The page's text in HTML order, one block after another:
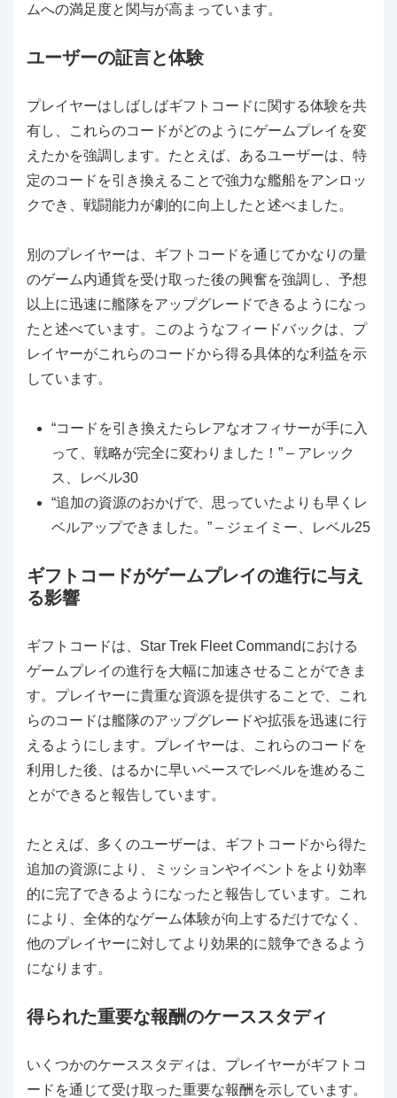
ムへの満足度と関与が高まっています。
ユーザーの証言と体験
プレイヤーはしばしばギフトコードに関する体験を共
有し、これらのコードがどのようにゲームプレイを変
えたかを強調します。たとえば、あるユーザーは、特
定のコードを引き換えることで強力な艦船をアンロッ
クでき、戦闘能力が劇的に向上したと述べました。
別のプレイヤーは、ギフトコードを通じてかなりの量
のゲーム内通貨を受け取った後の興奮を強調し、予想
以上に迅速に艦隊をアップグレードできるようになっ
たと述べています。このようなフィードバックは、プ
レイヤーがこれらのコードから得る具体的な利益を示
しています。
“コードを引き換えたらレアなオフィサーが手に入
って、戦略が完全に変わりました！” – アレック
ス、レベル30
“追加の資源のおかげで、思っていたよりも早くレ
ベルアップできました。” – ジェイミー、レベル25
ギフトコードがゲームプレイの進行に与え
る影響
ギフトコードは、Star Trek Fleet Commandにおける
ゲームプレイの進行を大幅に加速させることができま
す。プレイヤーに貴重な資源を提供することで、これ
らのコードは艦隊のアップグレードや拡張を迅速に行
えるようにします。プレイヤーは、これらのコードを
利用した後、はるかに早いペースでレベルを進めるこ
とができると報告しています。
たとえば、多くのユーザーは、ギフトコードから得た
追加の資源により、ミッションやイベントをより効率
的に完了できるようになったと報告しています。これ
により、全体的なゲーム体験が向上するだけでなく、
他のプレイヤーに対してより効果的に競争できるよう
になります。
得られた重要な報酬のケーススタディ
いくつかのケーススタディは、プレイヤーがギフトコ
ードを通じて受け取った重要な報酬を示しています。